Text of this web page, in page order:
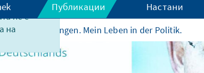
не е
на
Публикации Настани
Erinnerungen. Mein Leben in der Politik.